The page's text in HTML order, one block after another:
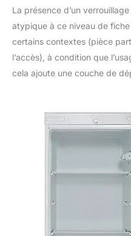
La présence d’un
atypique à ce niveau de
certains contextes (pièce
l’accès), à condition que
cela ajoute une couche de